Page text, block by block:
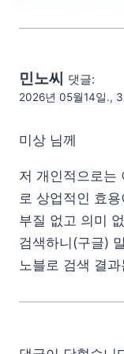
민노씨 댓글:
2026년 05월14일.,
미상 님께
저 개인적으로는
로 상업적인 효
부질 없고 의미
검색하니(구글)
노블로 검색 결